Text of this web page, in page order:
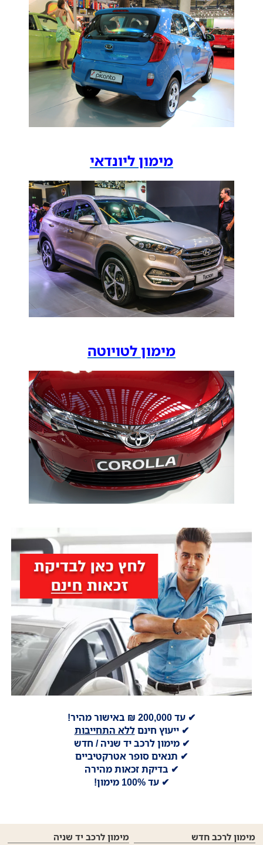
מימון ליונדאי
מימון לטויוטה
✔ עד 200,000 ₪ באישור מהיר!
✔ ייעוץ חינםללא התחייבות
✔ מימון לרכב יד שניה / חדש
✔ תנאים סופר אטרקטיביים
✔ בדיקת זכאות מהירה
✔ עד 100% מימון!
מימון לרכב חדש מימון לרכב יד שניה